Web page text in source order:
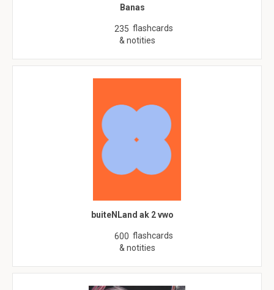
Banas
235 flashcards
& notities
buiteNLand ak 2 vwo
600 flashcards
& notities